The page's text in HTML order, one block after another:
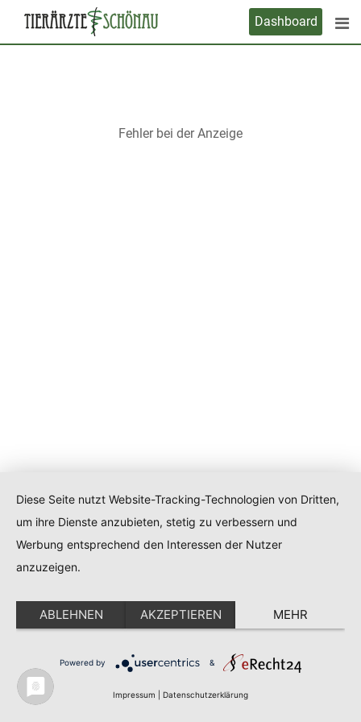
Dashboard
Fehler bei der Anzeige
Diese Seite nutzt Website-Tracking-Technologien von Dritten,
um ihre Dienste anzubieten, stetig zu verbessern und
Werbung entsprechend den Interessen der Nutzer
anzuzeigen.
ABLEHNEN AKZEPTIEREN MEHR
Powered by &
Impressum Datenschutzerklärung